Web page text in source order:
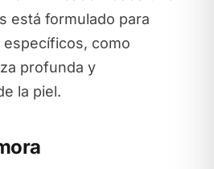
está formulado para
como
profunda y
la piel.